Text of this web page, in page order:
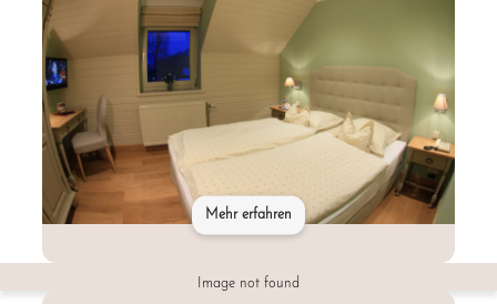
Mehr erfahren
Hotel
Image not found